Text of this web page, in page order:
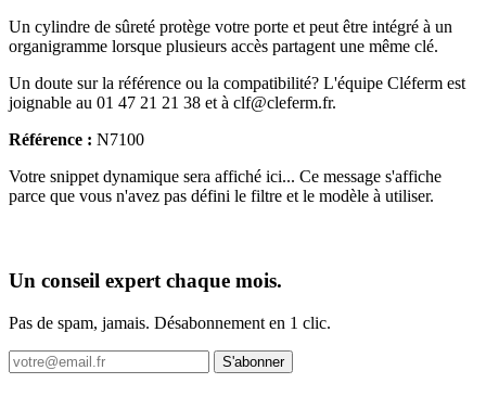
Un cylindre de sûreté protège votre porte et peut être intégré à un
organigramme lorsque plusieurs accès partagent une même clé.
Un doute sur la référence ou la compatibilité? L'équipe Cléferm est
joignable au 01 47 21 21 38 et à clf@cleferm.fr.
Référence : N7100
Votre snippet dynamique sera affiché ici... Ce message s'affiche
parce que vous n'avez pas défini le filtre et le modèle à utiliser.
Un conseil expert chaque mois.
Pas de spam, jamais. Désabonnement en 1 clic.
S'abonner